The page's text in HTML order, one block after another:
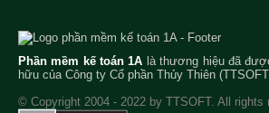
Phần mềm kế toán 1A là thương hiệu đã
hữu của Công ty Cổ phần Thủy Thiên
© Copyright 2004 - 2022 by TTSOFT. All rights